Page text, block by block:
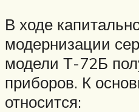
В ходе
модернизации
модели Т-72Б
приборов. К
относится: